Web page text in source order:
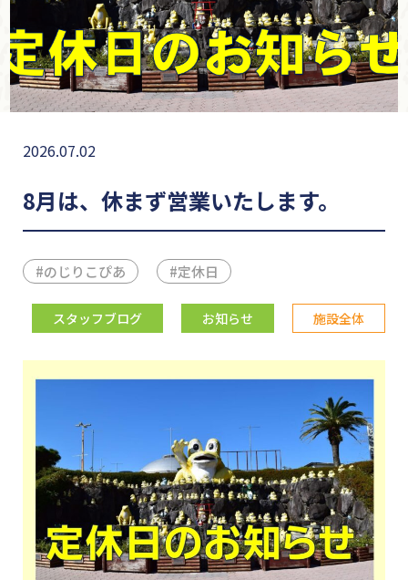
2026.07.02
8月は、休まず営業いたします。
#のじりこぴあ #定休日
スタッフブログ お知らせ 施設全体